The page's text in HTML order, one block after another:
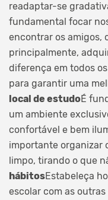
readaptar-se
fundamental focar
encontrar os amigos,
principalmente,
diferença em todos
para garantir uma
local de estudoÉ
um ambiente
confortável e bem
importante organizar
limpo, tirando o que
hábitosEstabeleça
escolar com as